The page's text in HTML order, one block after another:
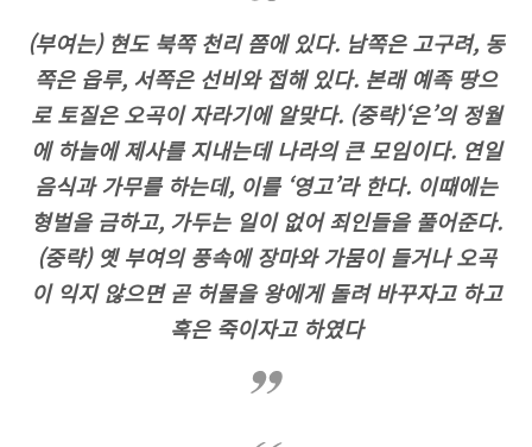
(부여는) 현도 북쪽 천리 쯤에 있다. 남쪽은 고구려, 동
쪽은 읍루, 서쪽은 선비와 접해 있다. 본래 예족 땅으
로 토질은 오곡이 자라기에 알맞다. (중략)‘은’의 정월
에 하늘에 제사를 지내는데 나라의 큰 모임이다. 연일
음식과 가무를 하는데, 이를 ‘영고’라 한다. 이때에는
형벌을 금하고, 가두는 일이 없어 죄인들을 풀어준다.
(중략) 옛 부여의 풍속에 장마와 가뭄이 들거나 오곡
이 익지 않으면 곧 허물을 왕에게 돌려 바꾸자고 하고
혹은 죽이자고 하였다